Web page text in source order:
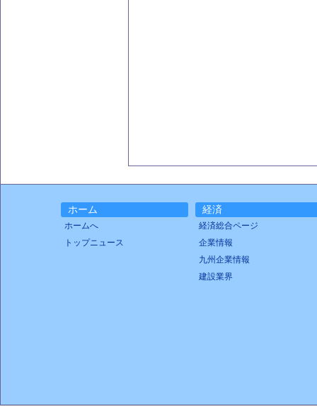
ホーム
ホームへ
トップニュース
経済
経済総合ページ
企業情報
九州企業情報
建設業界